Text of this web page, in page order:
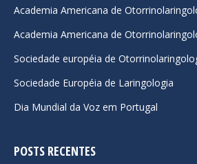
new
window
new
window
new
window
Academia Americana de
Academia Americana de
Sociedade européia de
Sociedade Européia de Laringologia
Dia Mundial da Voz em Portugal
POSTS RECENTES